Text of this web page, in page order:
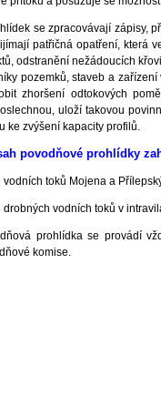
se zpracovávají zápisy,
patřičná opatření, která
odstranění nežádoucích
pozemků, staveb a
zhoršení odtokových
uloží takovou
ke zvýšení kapacity profilů.
povodňové prohlídky
vodních toků Mojena a
drobných vodních toků v
prohlídka se provádí
komise.